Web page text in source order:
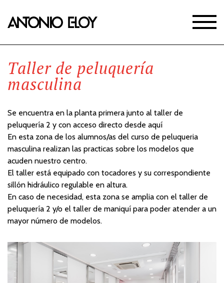
Taller de peluquería
masculina
Se encuentra en la planta primera junto al taller de
peluquería 2 y con acceso directo desde aquí
En esta zona de los alumnos/as del curso de peluqueria
masculina realizan las practicas sobre los modelos que
acuden nuestro centro.
El taller está equipado con tocadores y su correspondiente
sillón hidráulico regulable en altura.
En caso de necesidad, esta zona se amplia con el taller de
peluquería 2 y/o el taller de maniquí para poder atender a un
mayor número de modelos.